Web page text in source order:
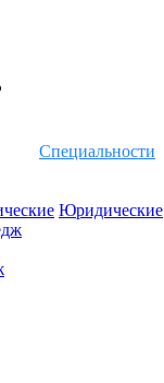
Специальности
Юридические